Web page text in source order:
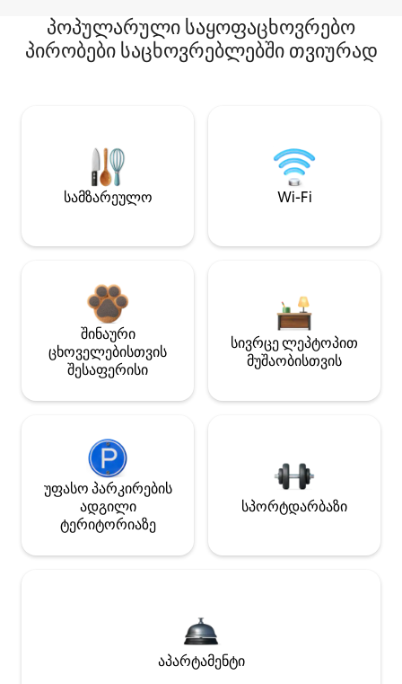
პოპულარული საყოფაცხოვრებო
პირობები საცხოვრებლებში თვიურად
სამზარეულო Wi-Fi
შინაური
ცხოველებისთვის
შესაფერისი
სივრცე ლეპტოპით
მუშაობისთვის
უფასო პარკირების
ადგილი
ტერიტორიაზე
სპორტდარბაზი
აპარტამენტი